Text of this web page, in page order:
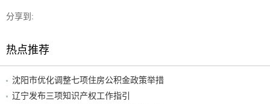
分享到:
热点推荐
沈阳市优化调整七项住房公积金政策举措
辽宁发布三项知识产权工作指引